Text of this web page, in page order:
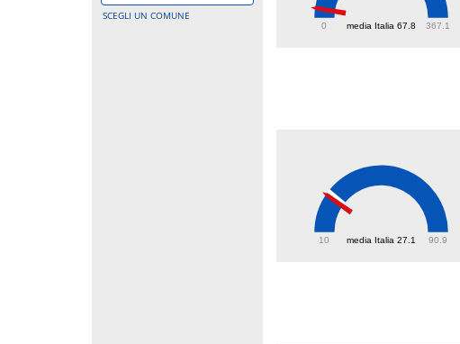
SCEGLI UN COMUNE
media Italia 67.8
0 367.1
media Italia 27.1
10 90.9